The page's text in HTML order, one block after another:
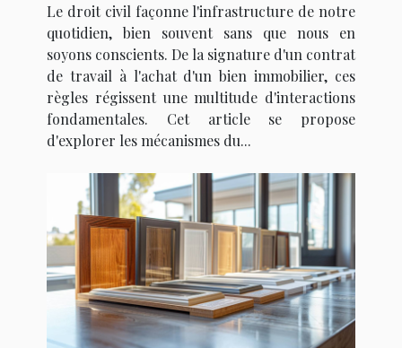
Le droit civil façonne l'infrastructure de notre
quotidien, bien souvent sans que nous en
soyons conscients. De la signature d'un contrat
de travail à l'achat d'un bien immobilier, ces
règles régissent une multitude d'interactions
fondamentales. Cet article se propose
d'explorer les mécanismes du...